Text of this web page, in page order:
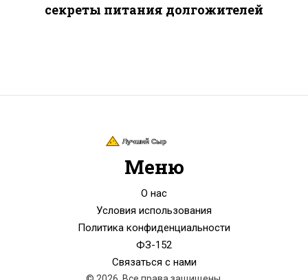
секреты питания долгожителей
Меню
О нас
Условия использования
Политика конфиденциальности
ФЗ-152
Связаться с нами